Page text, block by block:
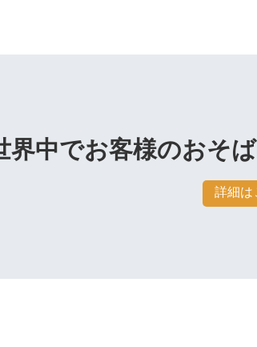
界中でお客様のおそば
詳細は